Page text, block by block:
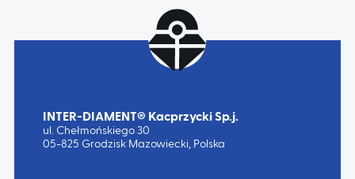
INTER-DIAMENT® Kacprzycki Sp.j.
ul. Chełmońskiego 30
05-825 Grodzisk Mazowiecki, Polska